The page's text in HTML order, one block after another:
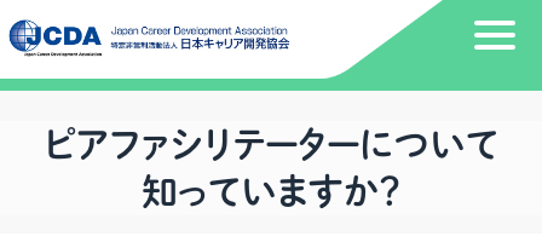
ピアファシリテーターについて
知っていますか？